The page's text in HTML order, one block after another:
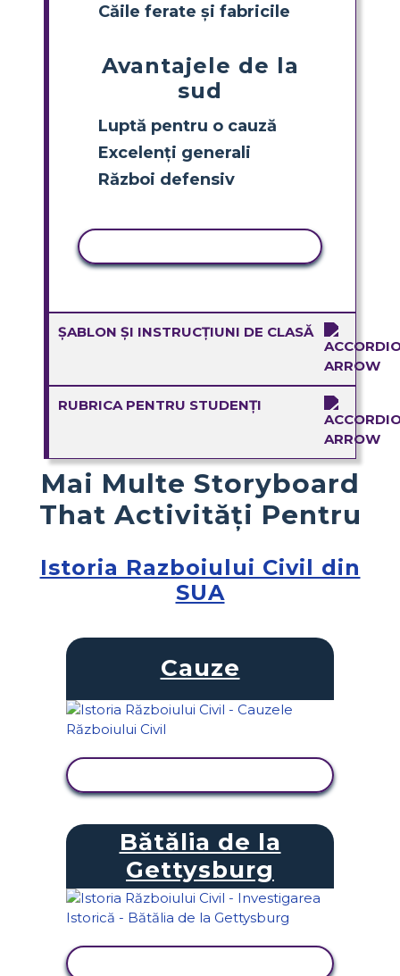
Căile ferate și fabricile
Avantajele de la
sud
Luptă pentru o cauză
Excelenți generali
Război defensiv
ȘABLON ȘI INSTRUCȚIUNI DE CLASĂ
RUBRICA PENTRU STUDENȚI
Mai Multe Storyboard
That Activități Pentru
Istoria Razboiului Civil din
SUA
Cauze
Bătălia de la
Gettysburg